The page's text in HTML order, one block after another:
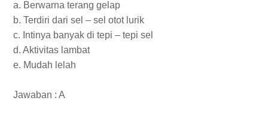
a. Berwarna terang gelap
b. Terdiri dari sel – sel otot lurik
c. Intinya banyak di tepi – tepi sel
d. Aktivitas lambat
e. Mudah lelah
Jawaban : A